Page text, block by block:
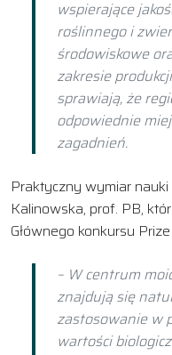
wspierające
roślinnego i
środowiskowe
zakresie
sprawiają, że
odpowiednie
zagadnień.
Praktyczny wymiar
Kalinowska, prof. PB,
Głównego konkursu
– W centrum
znajdują się
zastosowanie w
wartości